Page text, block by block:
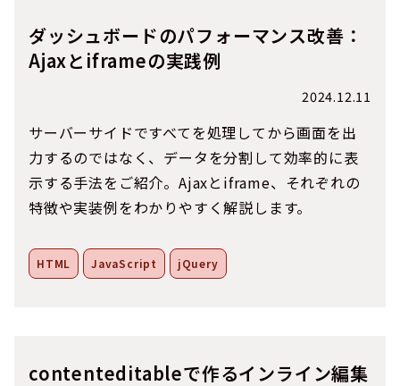
ダッシュボードのパフォーマンス改善：
Ajaxとiframeの実践例
2024.12.11
サーバーサイドですべてを処理してから画面を出
力するのではなく、データを分割して効率的に表
示する手法をご紹介。Ajaxとiframe、それぞれの
特徴や実装例をわかりやすく解説します。
HTML JavaScript jQuery
contenteditableで作るインライン編集